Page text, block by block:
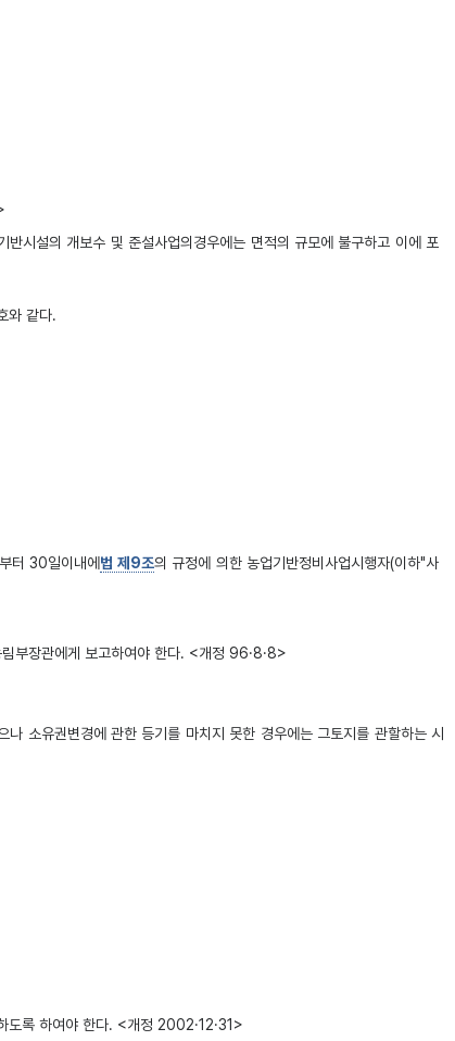
시설의 개보수 및 준설사업의경우에는 면적의 규모에 불구하고 이에 포
와 같다.
터 30일이내에 법 제9조의 규정에 의한 농업기반정비사업시행자(이하"사
부장관에게 보고하여야 한다. <개정 96·8·8>
나 소유권변경에 관한 등기를 마치지 못한 경우에는 그토지를 관할하는 시
도록 하여야 한다. <개정 2002·12·31>